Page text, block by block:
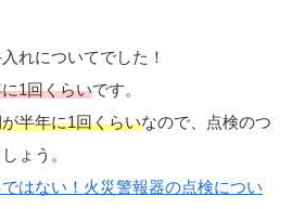
れについてでした！
1回くらいです。
半年に1回くらいなので、点検のつ
ょう。
はない！火災警報器の点検につい